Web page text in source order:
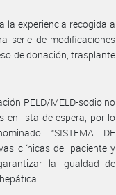
la experiencia recogida a
serie de modificaciones
de donación, trasplante
PELD/MELD-sodio no
en lista de espera, por lo
“SISTEMA DE
clínicas del paciente y
la igualdad de